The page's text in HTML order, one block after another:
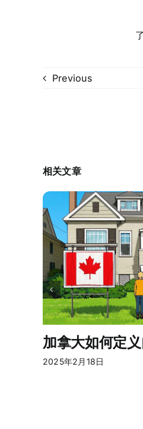
Previous
相关文章
加拿大如何定
2025年2月18日